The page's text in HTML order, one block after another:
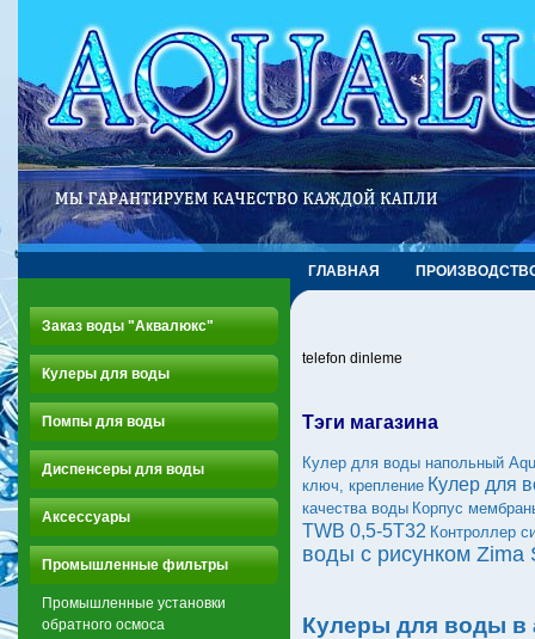
ГЛАВНАЯ
Заказ воды "Аквалюкс"
Кулеры для воды
Помпы для воды
Диспенсеры для воды
Аксессуары
Промышленные фильтры
Промышленные установки
обратного осмоса
telefon dinleme
Тэги магазина
Кулер для воды напольный
ключ, крепление Кулер для
качества воды Корпус
TWB 0,5-5Т32 Контроллер
воды с рисунком Zima
Кулеры для воды в